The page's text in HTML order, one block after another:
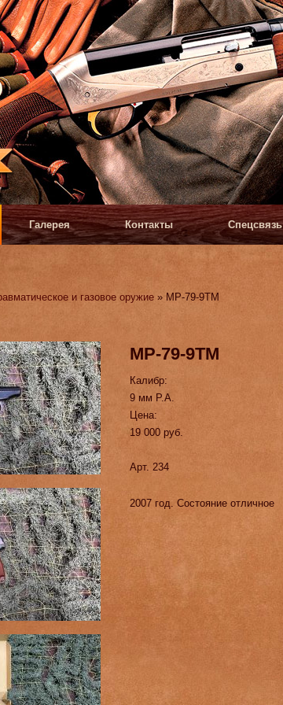
Галерея Контакты Спецсвязь
и газовое оружие » МР-79-9ТМ
МР-79-9ТМ
Калибр:
9 мм Р.А.
Цена:
19 000 руб.
Арт. 234
2007 год. Состояние отличное